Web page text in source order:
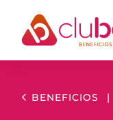
BENEFICIOS |